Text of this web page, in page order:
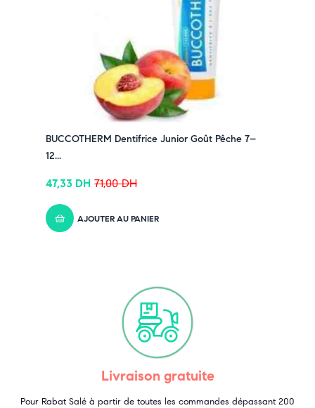
BUCCOTHERM Dentifrice Junior Goût Pêche 7–
12...
71,00DH
47,33 DH
AJOUTER AU PANIER
Livraison gratuite
Pour Rabat Salé à partir de toutes les commandes dépassant 200